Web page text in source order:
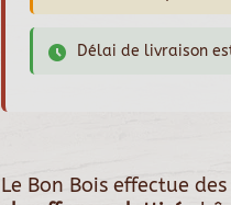
Délai de livraison
Le Bon Bois effectue